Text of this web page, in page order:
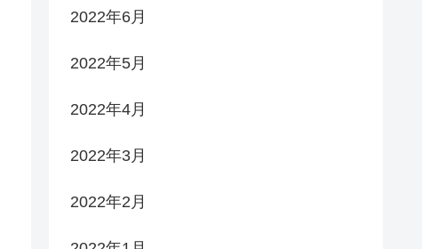
2022年6月
2022年5月
2022年4月
2022年3月
2022年2月